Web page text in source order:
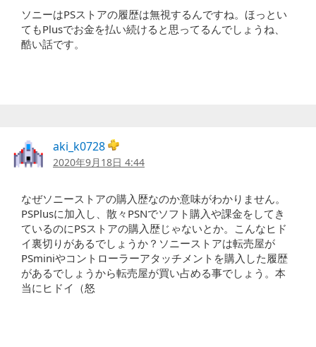
ソニーはPSストアの履歴は無視するんですね。ほっとい
てもPlusでお金を払い続けると思ってるんでしょうね、
酷い話です。
aki_k0728
2020年9月18日 4:44
なぜソニーストアの購入歴なのか意味がわかりません。
PSPlusに加入し、散々PSNでソフト購入や課金をしてき
ているのにPSストアの購入歴じゃないとか。こんなヒド
イ裏切りがあるでしょうか？ソニーストアは転売屋が
PSminiやコントローラーアタッチメントを購入した履歴
があるでしょうから転売屋が買い占める事でしょう。本
当にヒドイ（怒